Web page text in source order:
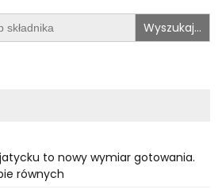
to nowy wymiar gotowania.
równych